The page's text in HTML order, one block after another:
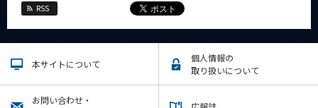
RSS
本サイトについて
個人情報の
取り扱いについて
お問い合わせ・